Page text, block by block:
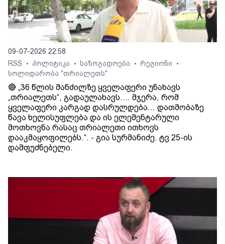
09-07-2026 22:58
RSS
• პოლიტიკა • საზოგადოება • რეგიონი •
სოლიდარობა "თრიალეთს"
🔴 „36 წლის მანძილზე ყველაფერი უნახავს
„თრიალეთს“, გადაულახავს.... მჯერა, რომ
ყველაფერი კარგად დასრულდება... დათმობაზე
წავა ხელისუფლება და ის ელემენტარული
მოთხოვნა რასაც თრიალეთი ითხოვს
დააკმაყოფილებს.“. - გია სურმანიძე. ტვ 25-ის
დამფუძნებელი.